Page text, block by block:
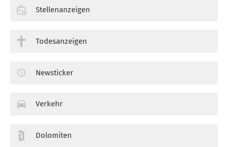
Stellenanzeigen
Todesanzeigen
Newsticker
Verkehr
Dolomiten